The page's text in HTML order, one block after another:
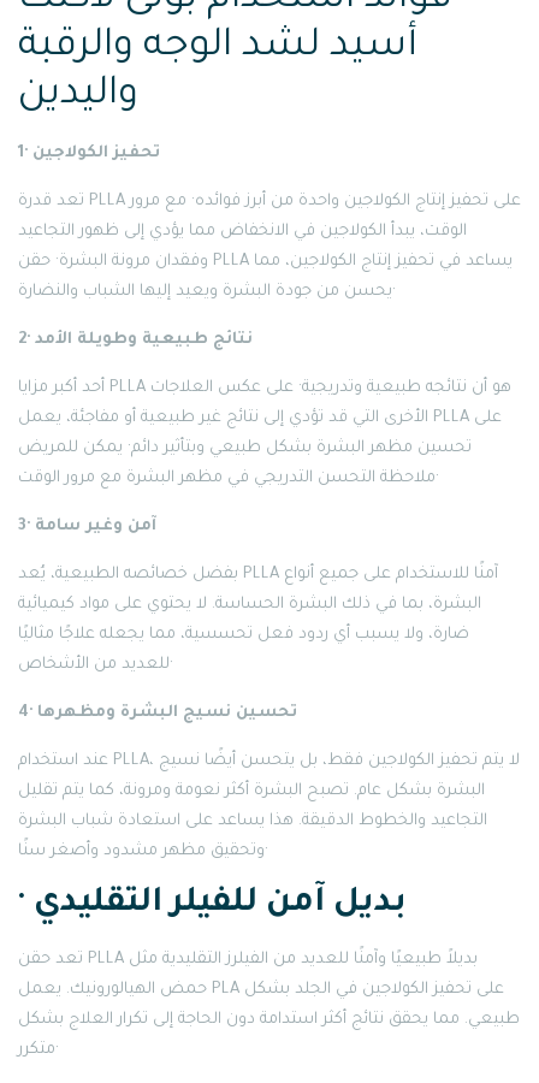
أسيد لشد الوجه والرقبة
واليدين
1· تحفيز الكولاجين
تعد قدرة PLLA على تحفيز إنتاج الكولاجين واحدة من أبرز فوائده· مع مرور
الوقت، يبدأ الكولاجين في الانخفاض مما يؤدي إلى ظهور التجاعيد
وفقدان مرونة البشرة· حقن PLLA يساعد في تحفيز إنتاج الكولاجين، مما
يحسن من جودة البشرة ويعيد إليها الشباب والنضارة·
2· نتائج طبيعية وطويلة الأمد
أحد أكبر مزايا PLLA هو أن نتائجه طبيعية وتدريجية· على عكس العلاجات
الأخرى التي قد تؤدي إلى نتائج غير طبيعية أو مفاجئة، يعمل PLLA على
تحسين مظهر البشرة بشكل طبيعي وبتأثير دائم· يمكن للمريض
ملاحظة التحسن التدريجي في مظهر البشرة مع مرور الوقت·
3· آمن وغير سامة
بفضل خصائصه الطبيعية، يُعد PLLA آمنًا للاستخدام على جميع أنواع
البشرة، بما في ذلك البشرة الحساسة. لا يحتوي على مواد كيميائية
ضارة، ولا يسبب أي ردود فعل تحسسية، مما يجعله علاجًا مثاليًا
للعديد من الأشخاص·
4· تحسين نسيج البشرة ومظهرها
عند استخدام PLLA، لا يتم تحفيز الكولاجين فقط، بل يتحسن أيضًا نسيج
البشرة بشكل عام. تصبح البشرة أكثر نعومة ومرونة، كما يتم تقليل
التجاعيد والخطوط الدقيقة. هذا يساعد على استعادة شباب البشرة
وتحقيق مظهر مشدود وأصغر سنًا·
· بديل آمن للفيلر التقليدي
تعد حقن PLLA بديلاً طبيعيًا وآمنًا للعديد من الفيلرز التقليدية مثل
حمض الهيالورونيك. يعمل PLA على تحفيز الكولاجين في الجلد بشكل
طبيعي. مما يحقق نتائج أكثر استدامة دون الحاجة إلى تكرار العلاج بشكل
متكرر·